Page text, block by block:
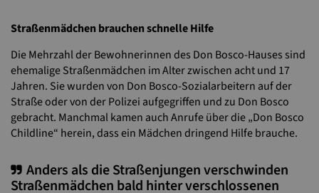
Straßenmädchen brauchen schnelle Hilfe
Die Mehrzahl der Bewohnerinnen des Don Bosco-Hauses sind
ehemalige Straßenmädchen im Alter zwischen acht und 17
Jahren. Sie wurden von Don Bosco-Sozialarbeitern auf der
Straße oder von der Polizei aufgegriffen und zu Don Bosco
gebracht. Manchmal kamen auch Anrufe über die „Don Bosco
Childline“ herein, dass ein Mädchen dringend Hilfe brauche.
Anders als die Straßenjungen verschwinden
Straßenmädchen bald hinter verschlossenen